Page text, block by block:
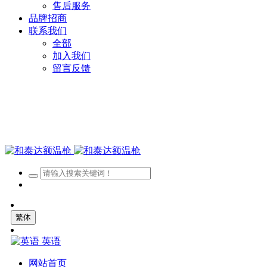
售后服务
品牌招商
联系我们
全部
加入我们
留言反馈
繁体
英语
网站首页